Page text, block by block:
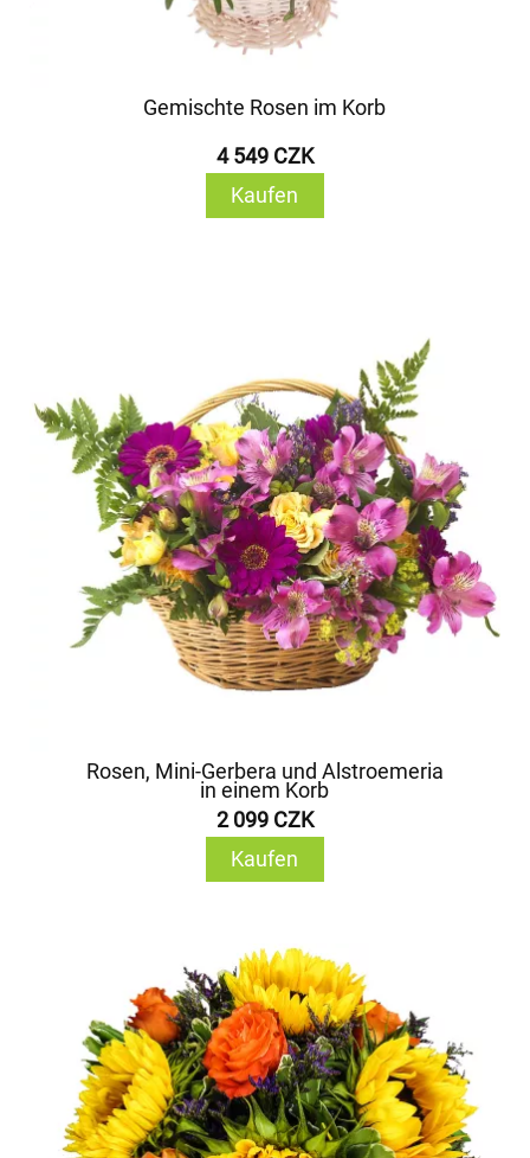
Gemischte Rosen im Korb
4 549 CZK
Kaufen
Rosen, Mini-Gerbera und Alstroemeria
in einem Korb
2 099 CZK
Kaufen